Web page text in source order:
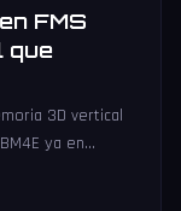
FMS
que
3D vertical
ya en